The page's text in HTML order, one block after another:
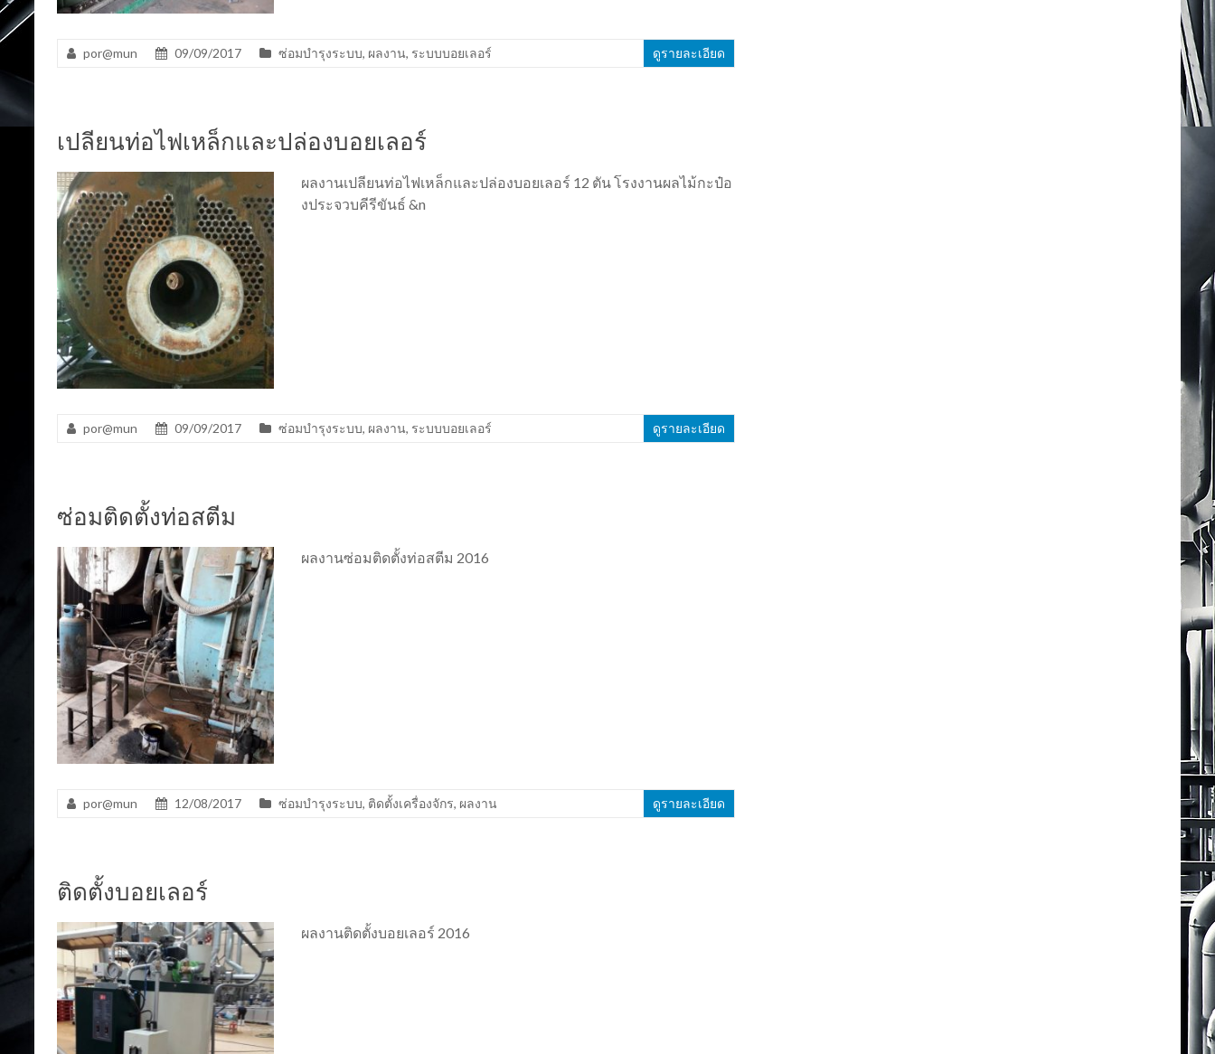
por@mun 09/09/2017 ซ่อมบำรุงระบบ, ผลงาน, ระบบบอยเลอร์ ดูรายละเอียด
เปลียนท่อไฟเหล็กและปล่องบอยเลอร์
ผลงานเปลียนท่อไฟเหล็กและปล่องบอยเลอร์ 12 ตัน โรงงานผลไม้กะป๋อ
งประจวบคีรีขันธ์ &n
por@mun 09/09/2017 ซ่อมบำรุงระบบ, ผลงาน, ระบบบอยเลอร์ ดูรายละเอียด
ซ่อมติดตั้งท่อสตีม
ผลงานซ่อมติดตั้งท่อสตีม 2016
por@mun 12/08/2017 ซ่อมบำรุงระบบ, ติดตั้งเครื่องจักร, ผลงาน ดูรายละเอียด
ติดตั้งบอยเลอร์
ผลงานติดตั้งบอยเลอร์ 2016